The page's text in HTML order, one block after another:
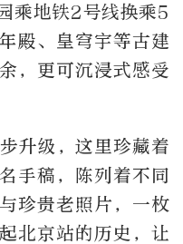
乘地铁2号线换乘5
殿、皇穹宇等古建
，更可沉浸式感受
升级，这里珍藏着
手稿，陈列着不同
珍贵老照片，一枚
北京站的历史，让